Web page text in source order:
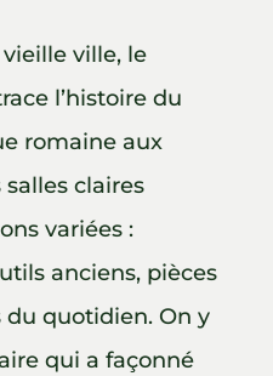
ville, le
l’histoire du
romaine aux
salles claires
variées :
anciens, pièces
du quotidien. On y
qui a façonné